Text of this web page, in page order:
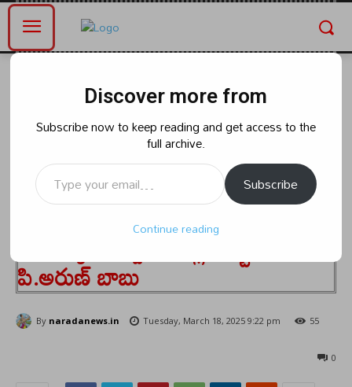
భవ్య సిమెంట్స్ మరియు చేట్టినాడ్
సిమెంట్ ఫ్యాక్టరీలు ఉద్యోగ కల్పనలో
పొలాలు ఇచ్చిన స్థానిక రైతు
కుటుంబాలలో అర్హత ఉన్నవారికి
ప్రాదాన్యతనివ్వాలి. జిల్లా కలెక్టర్
పి.అరుణ్ బాబు
By naradanews.in Tuesday, March 18, 2025 9:22 pm 55
0
Discover more from
Subscribe now to keep reading and get access to the
full archive.
Type your email…
Subscribe
Continue reading